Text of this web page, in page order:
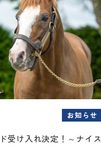
お知らせ
受け入れ決定！～ナイス